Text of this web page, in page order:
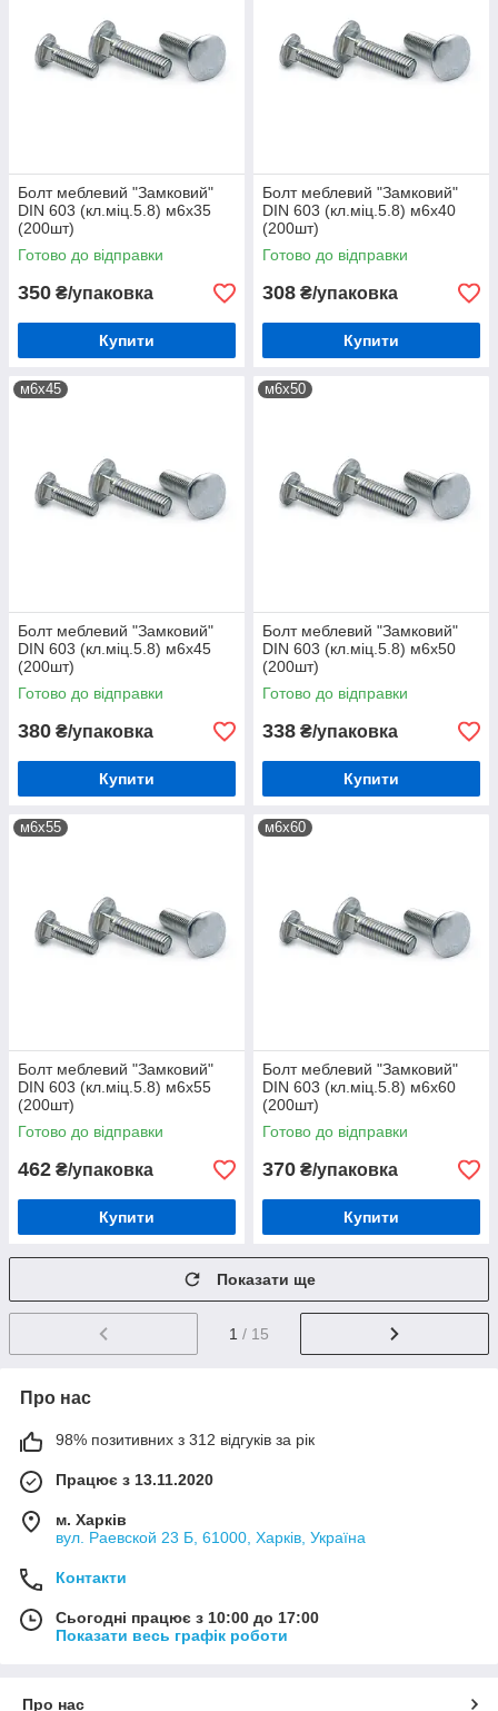
Болт меблевий "Замковий"
DIN 603 (кл.міц.5.8) м6х35
(200шт)
Готово до відправки
350 ₴/упаковка
Купити
Болт меблевий "Замковий"
DIN 603 (кл.міц.5.8) м6х40
(200шт)
Готово до відправки
308 ₴/упаковка
Купити
м6х45
Болт меблевий "Замковий"
DIN 603 (кл.міц.5.8) м6х45
(200шт)
Готово до відправки
380 ₴/упаковка
Купити
м6х50
Болт меблевий "Замковий"
DIN 603 (кл.міц.5.8) м6х50
(200шт)
Готово до відправки
338 ₴/упаковка
Купити
м6х55
Болт меблевий "Замковий"
DIN 603 (кл.міц.5.8) м6х55
(200шт)
Готово до відправки
462 ₴/упаковка
Купити
м6х60
Болт меблевий "Замковий"
DIN 603 (кл.міц.5.8) м6х60
(200шт)
Готово до відправки
370 ₴/упаковка
Купити
Показати ще
1 / 15
Про нас
98% позитивних з 312 відгуків за рік
Працює з 13.11.2020
м. Харків
вул. Раевской 23 Б, 61000, Харків, Україна
Контакти
Сьогодні працює з 10:00 до 17:00
Показати весь графік роботи
Про нас